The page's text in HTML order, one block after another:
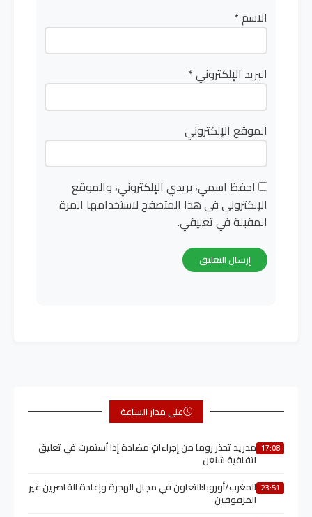
الاسم*
البريد الإلكتروني*
الموقع الإلكتروني
احفظ اسمي، بريدي الإلكتروني، والموقع
الإلكتروني في هذا المتصفح لاستخدامها المرة
المقبلة في تعليقي.
على مدار الساعة
17:08 مدريد تحذر روما من إجراءاتٍ مضادة إذا اُستمرت في تعليق
اتفاقية شنغن
23:51 المغرب/أوروبا:التعاون في مجال الهجرة وإعادة القاصرين غير
المرفوقين